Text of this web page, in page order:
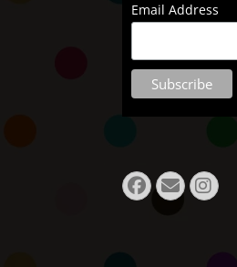
Email Address
Facebook
Email